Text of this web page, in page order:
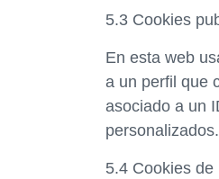
5.3 Cookies
En esta web
a un perfil que
asociado a un
personalizados.
5.4 Cookies